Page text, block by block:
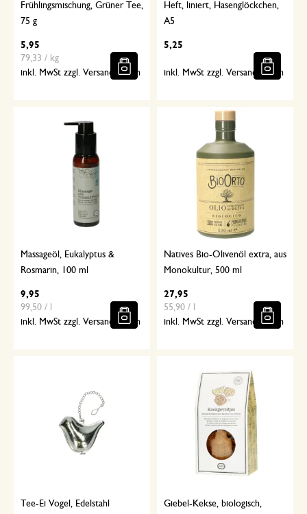
Frühlingsmischung, Grüner Tee,
75 g
5,95
79,33 / kg
inkl. MwSt zzgl. Versandkosten
Heft, liniert, Hasenglöckchen,
A5
5,25
inkl. MwSt zzgl. Versandkosten
Massageöl, Eukalyptus &
Rosmarin, 100 ml
9,95
99,50 / l
inkl. MwSt zzgl. Versandkosten
Natives Bio-Olivenöl extra, aus
Monokultur, 500 ml
27,95
55,90 / l
inkl. MwSt zzgl. Versandkosten
Tee-Ei Vogel, Edelstahl
Giebel-Kekse, biologisch,